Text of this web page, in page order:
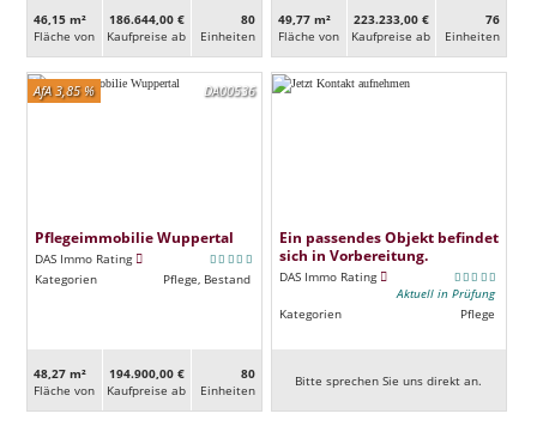
46,15 m²
Fläche von
186.644,00 €
Kaufpreise ab
80
Ein­heiten
49,77 m²
Fläche von
223.233,00 €
Kaufpreise ab
76
Ein­heiten
DA00536
AfA 3,85 %
Pflegeimmobilie Wuppertal
DAS Immo Rating
Kategorien
Pflege, Bestand
48,27 m²
Fläche von
194.900,00 €
Kaufpreise ab
80
Ein­heiten
Ein passendes Objekt befindet
sich in Vorbereitung.
DAS Immo Rating
Aktuell in Prüfung
Kategorien
Pflege
Bitte sprechen Sie uns direkt an.